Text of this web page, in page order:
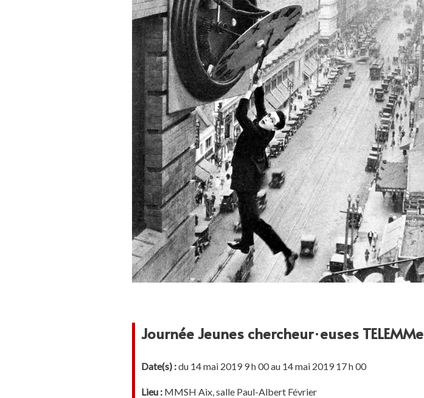
Journée Jeunes chercheur·euses TELEMMe
Date(s) :du 14 mai 2019 9 h 00 au 14 mai 2019 17 h 00
Lieu :MMSH Aix, salle Paul-Albert Février